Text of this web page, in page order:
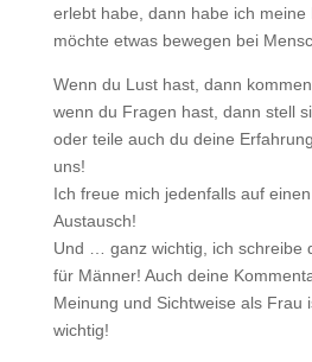
erlebt habe, dann habe ich meine
möchte etwas bewegen bei
Wenn du Lust hast, dann
wenn du Fragen hast, dann stell
oder teile auch du deine
uns!
Ich freue mich jedenfalls auf
Austausch!
Und … ganz wichtig, ich schreibe
für Männer! Auch deine
Meinung und Sichtweise als Frau
wichtig!